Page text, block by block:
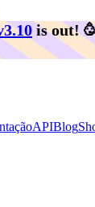
is out!
APIBlog